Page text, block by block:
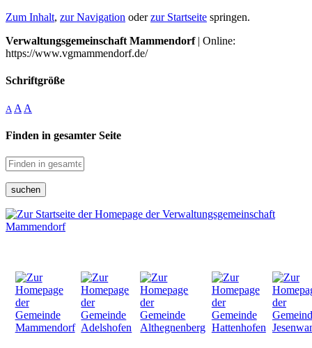
Zum Inhalt, zur Navigation oderzur Startseite springen.
Verwaltungsgemeinschaft Mammendorf| Online:
https://www.vgmammendorf.de/
Schriftgröße
A A A
Finden in gesamter Seite
suchen